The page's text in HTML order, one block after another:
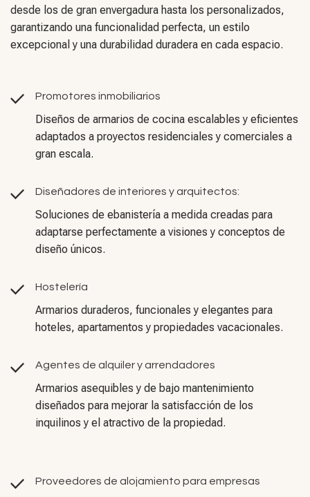
desde los de gran envergadura hasta los personalizados,
garantizando una funcionalidad perfecta, un estilo
excepcional y una durabilidad duradera en cada espacio.
Promotores inmobiliarios
Diseños de armarios de cocina escalables y eficientes
adaptados a proyectos residenciales y comerciales a
gran escala.
Diseñadores de interiores y arquitectos:
Soluciones de ebanistería a medida creadas para
adaptarse perfectamente a visiones y conceptos de
diseño únicos.
Hostelería
Armarios duraderos, funcionales y elegantes para
hoteles, apartamentos y propiedades vacacionales.
Agentes de alquiler y arrendadores
Armarios asequibles y de bajo mantenimiento
diseñados para mejorar la satisfacción de los
inquilinos y el atractivo de la propiedad.
Proveedores de alojamiento para empresas